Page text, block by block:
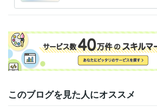
す
このブログを見た人にオススメ